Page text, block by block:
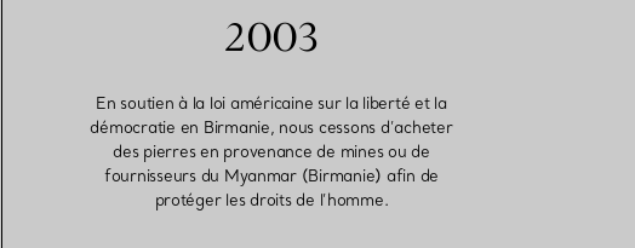
2003
En soutien à la loi américaine sur la liberté et la
démocratie en Birmanie, nous cessons d’acheter
des pierres en provenance de mines ou de
fournisseurs du Myanmar (Birmanie) afin de
protéger les droits de l’homme.